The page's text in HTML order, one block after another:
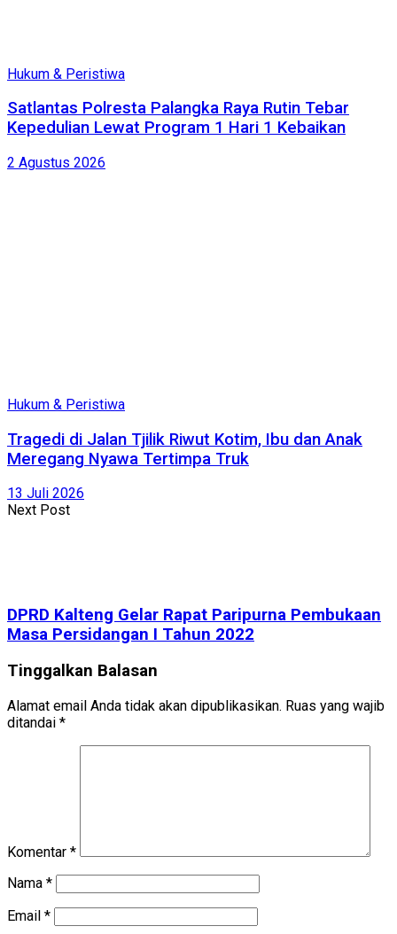
Hukum & Peristiwa
Satlantas Polresta Palangka Raya Rutin Tebar
Kepedulian Lewat Program 1 Hari 1 Kebaikan
2 Agustus 2026
Hukum & Peristiwa
Tragedi di Jalan Tjilik Riwut Kotim, Ibu dan Anak
Meregang Nyawa Tertimpa Truk
13 Juli 2026
Next Post
DPRD Kalteng Gelar Rapat Paripurna Pembukaan
Masa Persidangan I Tahun 2022
Tinggalkan Balasan
Alamat email Anda tidak akan dipublikasikan. Ruas yang wajib
ditandai *
Komentar *
Nama *
Email *